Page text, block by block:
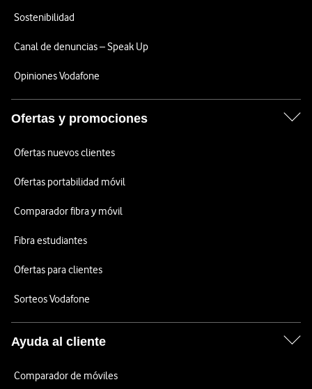
Sostenibilidad
Canal de denuncias – Speak Up
Opiniones Vodafone
Ofertas y promociones
Ofertas nuevos clientes
Ofertas portabilidad móvil
Comparador fibra y móvil
Fibra estudiantes
Ofertas para clientes
Sorteos Vodafone
Ayuda al cliente
Comparador de móviles